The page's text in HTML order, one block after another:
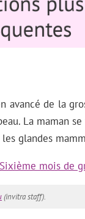
avancé de la
La maman
glandes
Sixième mois de
(invitra staff).